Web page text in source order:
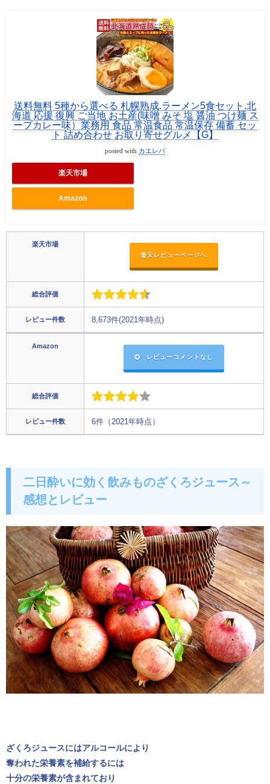
送料無料 5種から選べる 札幌熟成.ラーメン5食セット.北
海道 応援 復興 ご当地 お土産(味噌 みそ 塩 醤油 つけ麺 ス
ープカレー味）業務用 食品 常温食品 常温保存 備蓄 セッ
ト 詰め合わせ お取り寄せグルメ【G】
posted with カエレバ
楽天市場
Amazon
楽天市場
楽天レビューページへ
総合評価
レビュー件数 8,673件(2021年時点)
Amazon
レビューコメントなし
総合評価
レビュー件数 6件（2021年時点）
二日酔いに効く飲みものざくろジュース～
感想とレビュー
ざくろジュースにはアルコールにより
奪われた栄養素を補給するには
十分の栄養素が含まれており